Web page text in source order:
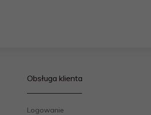
Obsługa klienta
Logowanie